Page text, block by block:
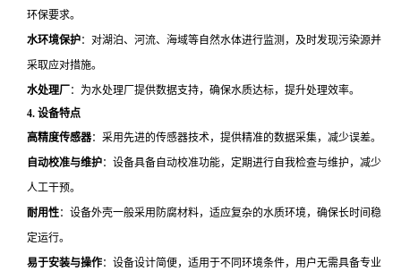
环保要求。
水环境保护：对湖泊、河流、海域等自然水体进行监测，及时发现污染源并
采取应对措施。
水处理厂：为水处理厂提供数据支持，确保水质达标，提升处理效率。
4. 设备特点
高精度传感器：采用先进的传感器技术，提供精准的数据采集，减少误差。
自动校准与维护：设备具备自动校准功能，定期进行自我检查与维护，减少
人工干预。
耐用性：设备外壳一般采用防腐材料，适应复杂的水质环境，确保长时间稳
定运行。
易于安装与操作：设备设计简便，适用于不同环境条件，用户无需具备专业